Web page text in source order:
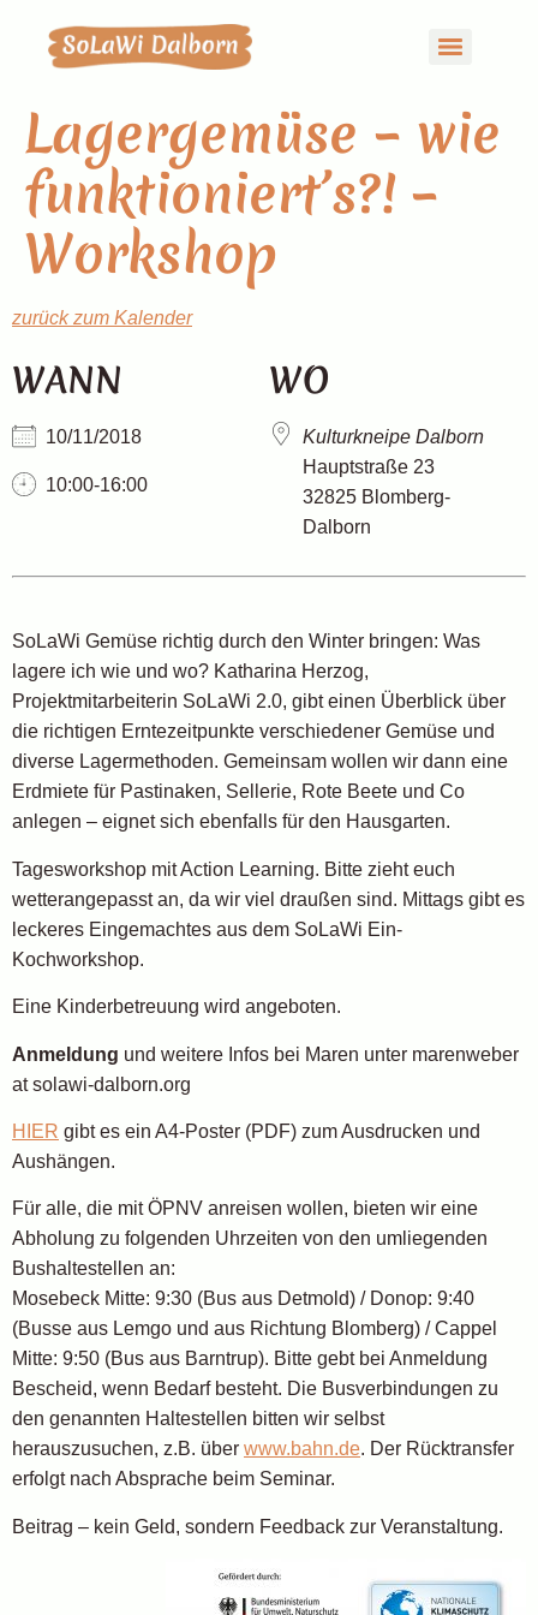
Lagergemüse – wie
funktioniert’s?! –
Workshop
zurück zum Kalender
WANN
10/11/2018
10:00-16:00
WO
Kulturkneipe Dalborn
Hauptstraße 23
32825 Blomberg-
Dalborn
SoLaWi Gemüse richtig durch den Winter bringen: Was
lagere ich wie und wo? Katharina Herzog,
Projektmitarbeiterin SoLaWi 2.0, gibt einen Überblick über
die richtigen Erntezeitpunkte verschiedener Gemüse und
diverse Lagermethoden. Gemeinsam wollen wir dann eine
Erdmiete für Pastinaken, Sellerie, Rote Beete und Co
anlegen – eignet sich ebenfalls für den Hausgarten.
Tagesworkshop mit Action Learning. Bitte zieht euch
wetterangepasst an, da wir viel draußen sind. Mittags gibt es
leckeres Eingemachtes aus dem SoLaWi Ein-
Kochworkshop.
Eine Kinderbetreuung wird angeboten.
Anmeldung und weitere Infos bei Maren unter marenweber
at solawi-dalborn.org
HIER gibt es ein A4-Poster (PDF) zum Ausdrucken und
Aushängen.
Für alle, die mit ÖPNV anreisen wollen, bieten wir eine
Abholung zu folgenden Uhrzeiten von den umliegenden
Bushaltestellen an:
Mosebeck Mitte: 9:30 (Bus aus Detmold) / Donop: 9:40
(Busse aus Lemgo und aus Richtung Blomberg) / Cappel
Mitte: 9:50 (Bus aus Barntrup). Bitte gebt bei Anmeldung
Bescheid, wenn Bedarf besteht. Die Busverbindungen zu
den genannten Haltestellen bitten wir selbst
herauszusuchen, z.B. über www.bahn.de. Der Rücktransfer
erfolgt nach Absprache beim Seminar.
Beitrag – kein Geld, sondern Feedback zur Veranstaltung.